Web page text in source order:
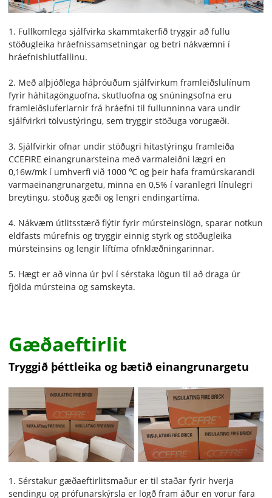
1. Fullkomlega sjálfvirka skammtakerfið tryggir að fullu
stöðugleika hráefnissamsetningar og betri nákvæmni í
hráefnishlutfallinu.
2. Með alþjóðlega háþróuðum sjálfvirkum framleiðslulínum
fyrir háhitagönguofna, skutluofna og snúningsofna eru
framleiðsluferlarnir frá hráefni til fullunninna vara undir
sjálfvirkri tölvustýringu, sem tryggir stöðuga vörugæði.
3. Sjálfvirkir ofnar undir stöðugri hitastýringu framleiða
CCEFIRE einangrunarsteina með varmaleiðni lægri en
0,16w/mk í umhverfi við 1000 ℃ og þeir hafa framúrskarandi
varmaeinangrunargetu, minna en 0,5% í varanlegri línulegri
breytingu, stöðug gæði og lengri endingartíma.
4. Nákvæm útlitsstærð flýtir fyrir múrsteinslögn, sparar notkun
eldfasts múrefnis og tryggir einnig styrk og stöðugleika
múrsteinsins og lengir líftíma ofnklæðningarinnar.
5. Hægt er að vinna úr því í sérstaka lögun til að draga úr
fjölda múrsteina og samskeyta.
Gæðaeftirlit
Tryggið þéttleika og bætið einangrunargetu
1. Sérstakur gæðaeftirlitsmaður er til staðar fyrir hverja
sendingu og prófunarskýrsla er lögð fram áður en vörur fara